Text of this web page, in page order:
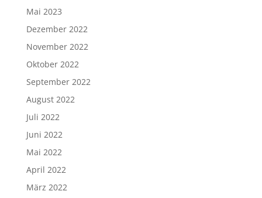
Mai 2023
Dezember 2022
November 2022
Oktober 2022
September 2022
August 2022
Juli 2022
Juni 2022
Mai 2022
April 2022
März 2022